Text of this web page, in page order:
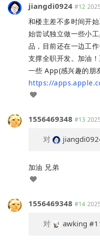
jiangdi0924 #12
和楼主差不多时间开
始尝试独立做一些小
品，目前还在一边工
支撑全职开发。加油
一些 App(感兴趣的朋
https://
1556469348 #13
对
加油 兄弟
1556469348 #14
对 awking